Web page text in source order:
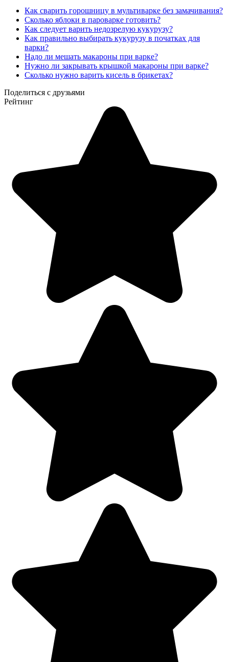
Как сварить горошницу в мультиварке без замачивания?
Сколько яблоки в пароварке готовить?
Как следует варить недозрелую кукурузу?
Как правильно выбирать кукурузу в початках для
варки?
Надо ли мешать макароны при варке?
Нужно ли закрывать крышкой макароны при варке?
Сколько нужно варить кисель в брикетах?
Поделиться с друзьями
Рейтинг